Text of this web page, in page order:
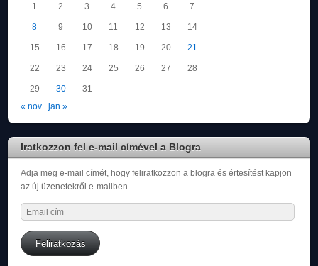
1
2 3 4 5 6 7
8 9 10 11 12 13 14
15 16 17 18 19 20 21
22 23 24 25 26 27 28
29 30
31
« nov
jan »
Iratkozzon fel e-mail címével a Blogra
Adja meg e-mail címét, hogy feliratkozzon a blogra és értesítést kapjon
az új üzenetekről e-mailben.
Email
cím
Feliratkozás